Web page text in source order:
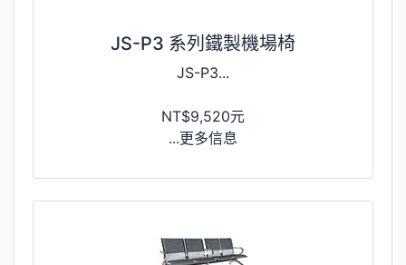
JS-P3 系列鐵製機場椅
JS-P3...
NT$9,520元
...更多信息